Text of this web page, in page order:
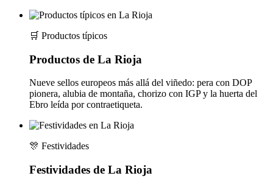
🛒 Productos típicos
Productos de La Rioja
Nueve sellos europeos más allá del viñedo: pera con DOP
pionera, alubia de montaña, chorizo con IGP y la huerta del
Ebro leída por contraetiqueta.
🎊 Festividades
Festividades de La Rioja